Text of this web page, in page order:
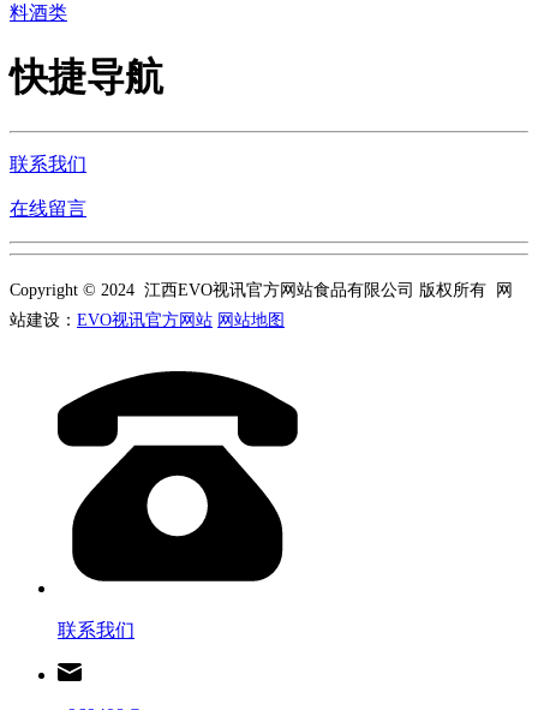
料酒类
快捷导航
联系我们
在线留言
Copyright © 2024 江西EVO视讯官方网站食品有限公司 版权所有 网
站建设： EVO视讯官方网站 网站地图
联系我们